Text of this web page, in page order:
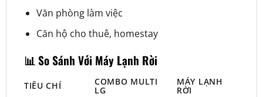
Văn phòng làm việc
Căn hộ cho thuê, homestay
📊 So Sánh Với Máy Lạnh Rời
TIÊU CHÍ COMBO MULTI
LG
MÁY LẠNH
RỜI